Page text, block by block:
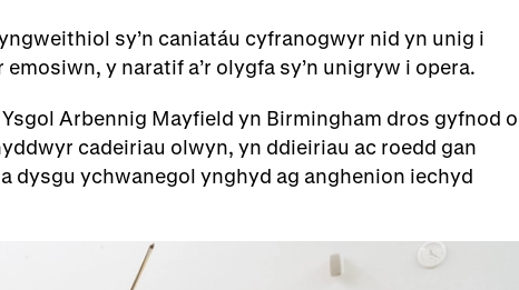
sy’n caniatáu cyfranogwyr nid yn unig i
y naratif a’r olygfa sy’n unigryw i opera.
Arbennig Mayfield yn Birmingham dros gyfnod o
cadeiriau olwyn, yn ddieiriau ac roedd gan
dysgu ychwanegol ynghyd ag anghenion iechyd